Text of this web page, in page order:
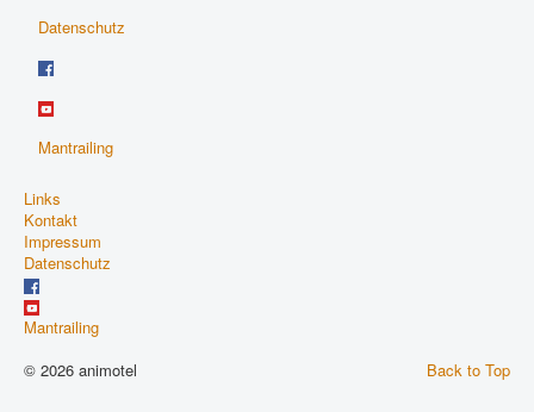
Datenschutz
Mantrailing
Links
Kontakt
Impressum
Datenschutz
Mantrailing
Back to Top
© 2026 animotel